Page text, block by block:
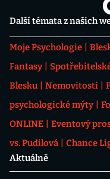
Další témata z našich
Moje Psychologie
Fantasy
Blesku
Nemovitosti
psychologické mýty
ONLINE
Eventový
vs. Pudilová
Chance
Aktuálně